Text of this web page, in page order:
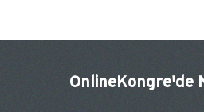
OnlineKongre'de